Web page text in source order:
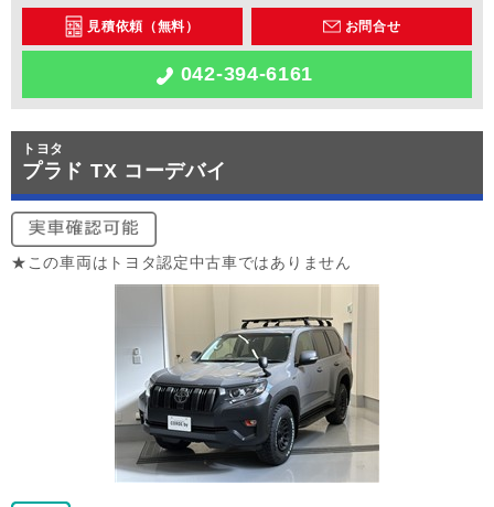
見積依頼（無料） お問合せ
042-394-6161
トヨタ
プラド TX コーデバイ
★この車両はトヨタ認定中古車ではありません